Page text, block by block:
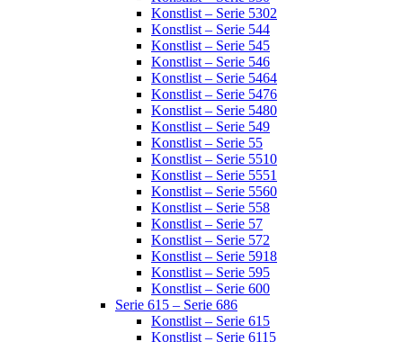
Konstlist – Serie 5302
Konstlist – Serie 544
Konstlist – Serie 545
Konstlist – Serie 546
Konstlist – Serie 5464
Konstlist – Serie 5476
Konstlist – Serie 5480
Konstlist – Serie 549
Konstlist – Serie 55
Konstlist – Serie 5510
Konstlist – Serie 5551
Konstlist – Serie 5560
Konstlist – Serie 558
Konstlist – Serie 57
Konstlist – Serie 572
Konstlist – Serie 5918
Konstlist – Serie 595
Konstlist – Serie 600
Serie 615 – Serie 686
Konstlist – Serie 615
Konstlist – Serie 6115